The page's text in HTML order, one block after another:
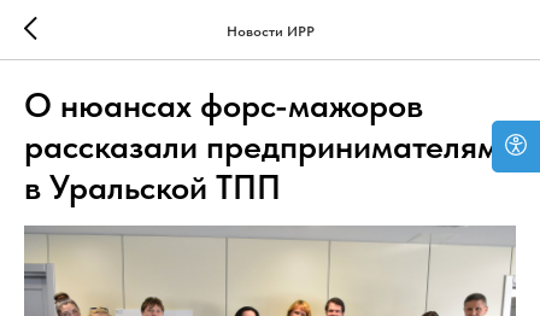
Новости ИРР
О нюансах форс-мажоров
рассказали предпринимателям
в Уральской ТПП